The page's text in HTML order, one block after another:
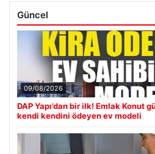
Güncel
09/08/2026
DAP Yapı’dan bir ilk! Emlak Konut
kendi kendini ödeyen ev modeli